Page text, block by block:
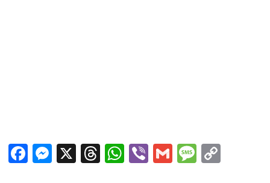
Facebook
Messenger
X Threads
WhatsApp
ViberGmail